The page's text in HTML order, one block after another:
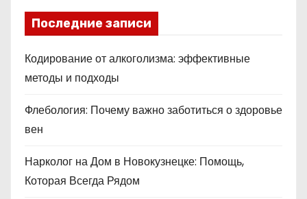
Последние записи
Кодирование от алкоголизма: эффективные
методы и подходы
Флебология: Почему важно заботиться о здоровье
вен
Нарколог на Дом в Новокузнецке: Помощь,
Которая Всегда Рядом